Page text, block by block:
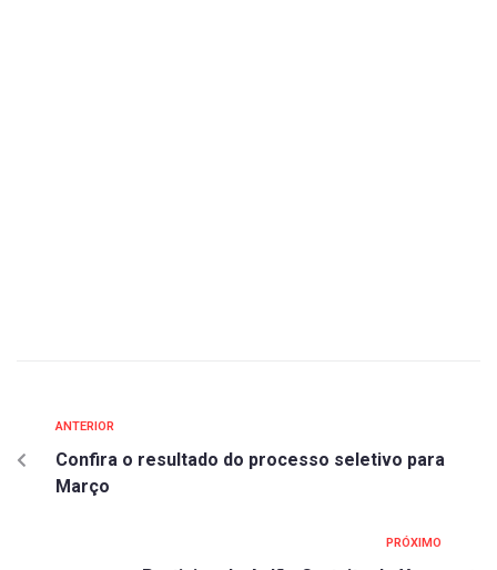
ANTERIOR
Confira o resultado do processo seletivo para
Março
PRÓXIMO